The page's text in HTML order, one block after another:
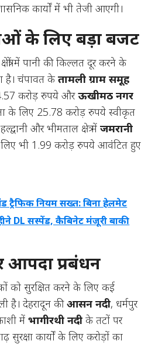
कार्यों में भी तेजी आएगी।
के लिए बड़ा बजट
में पानी की किल्लत दूर करने के
है। चंपावत के तामली ग्राम समूह
करोड़ रुपये औरऊखीमठ नगर
के लिए 25.78 करोड़ रुपये स्वीकृत
और भीमताल क्षेत्र में जमरानी
भी 1.99 करोड़ रुपये आवंटित हुए
ट्रैफिक नियम सख्त: बिना हेलमेट
DL सस्पेंड, कैबिनेट मंजूरी बाकी
आपदा प्रबंधन
को सुरक्षित करने के लिए कई
है। देहरादून कीआसन नदी, धर्मपुर
में भागीरथी नदीके तटों पर
सुरक्षा कार्यों के लिए करोड़ों का